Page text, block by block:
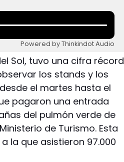
Powered by Thinkindot Audio
Sol, tuvo una cifra récord
los stands y los
el martes hasta el
pagaron una entrada
del pulmón verde de
de Turismo. Esta
la que asistieron 97.000